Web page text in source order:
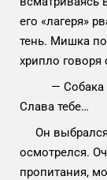
его «лагеря»
тень. Мишка
хрипло говоря
— Собака
Слава тебе…
Он выбрался
осмотрелся.
пропитания,